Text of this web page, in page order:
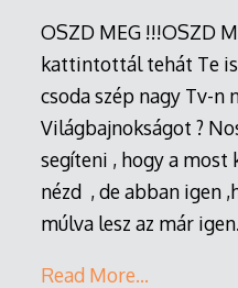
OSZD MEG !!!OSZD
kattintottál tehát Te
csoda szép nagy Tv-n
Világbajnokságot ?
segíteni , hogy a most
nézd , de abban igen
múlva lesz az már
Read More…